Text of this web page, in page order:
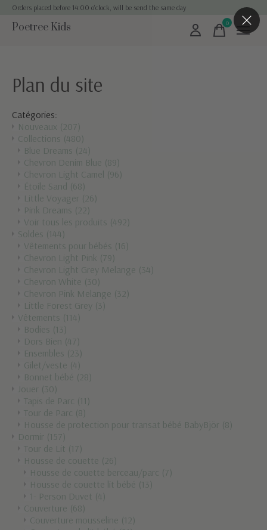
Orders placed before 14:00 o'clock, will be send the same day
Poetree Kids 0items
Plan du site
Catégories:
Nouveaux (207)
Collections (480)
Blue Dreams (24)
Chevron Denim Blue (89)
Chevron Light Camel (96)
Étoile Sand (68)
Little Voyager (26)
Pink Dreams (22)
Voir tous les produits (492)
Soldes (144)
Vêtements pour bébés (16)
Chevron Light Pink (79)
Chevron Light Grey Melange (34)
Chevron White (30)
Chevron Pink Melange (32)
Little Forest Grey (3)
Vêtements (114)
Bodies (13)
Dors Bien (47)
Ensembles (23)
Gilet/veste (4)
Bonnet bébé (28)
Jouer (30)
Tapis de Parc (11)
Tour de Parc (8)
Housse de protection pour transat bébé BabyBjör (8)
Dormir (157)
Tour de Lit (17)
Housse de couette (26)
Housse de couette berceau/parc (7)
Housse de couette lit bébé (13)
1- Person Duvet (4)
Couverture (68)
Couverture mousseline (12)